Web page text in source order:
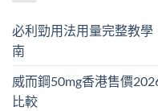
必利勁用法用量完整教
南
威而鋼50mg香港售價
比較